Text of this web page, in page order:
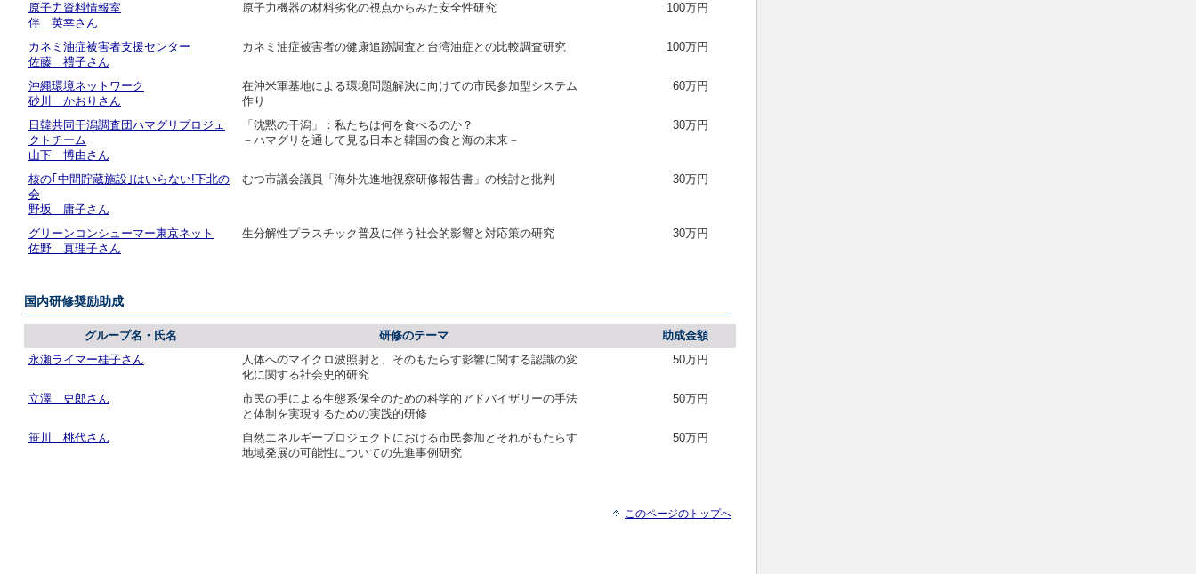
原子力資料情報室
伴 英幸さん
原子力機器の材料劣化の視点からみた安全性研究 100万円
カネミ油症被害者支援センター
佐藤 禮子さん
カネミ油症被害者の健康追跡調査と台湾油症との比較調査研究 100万円
沖縄環境ネットワーク
砂川 かおりさん
在沖米軍基地による環境問題解決に向けての市民参加型システム
作り
60万円
日韓共同干潟調査団ハマグリプロジェ
クトチーム
山下 博由さん
「沈黙の干潟」：私たちは何を食べるのか？
－ハマグリを通して見る日本と韓国の食と海の未来－
30万円
核の｢中間貯蔵施設｣はいらない!下北の
会
野坂 庸子さん
むつ市議会議員「海外先進地視察研修報告書」の検討と批判 30万円
グリーンコンシューマー東京ネット
佐野 真理子さん
生分解性プラスチック普及に伴う社会的影響と対応策の研究 30万円
国内研修奨励助成
グループ名・氏名 研修のテーマ
助成金額
永瀬ライマー桂子さん
人体へのマイクロ波照射と、そのもたらす影響に関する認識の変
化に関する社会史的研究
50万円
立澤 史郎さん
市民の手による生態系保全のための科学的アドバイザリーの手法
と体制を実現するための実践的研修
50万円
笹川 桃代さん
自然エネルギープロジェクトにおける市民参加とそれがもたらす
地域発展の可能性についての先進事例研究
50万円
このページのトップへ